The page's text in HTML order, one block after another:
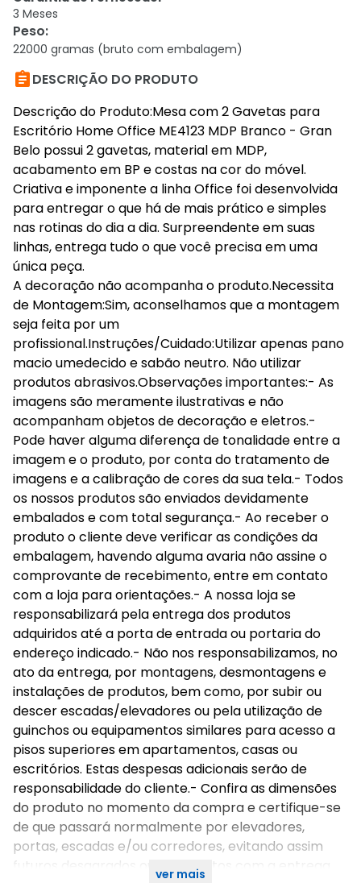
3 Meses
Peso:
22000 gramas (bruto com embalagem)
DESCRIÇÃO DO PRODUTO
Descrição do Produto:Mesa com 2 Gavetas para
Escritório Home Office ME4123 MDP Branco - Gran
Belo possui 2 gavetas, material em MDP,
acabamento em BP e costas na cor do móvel.
Criativa e imponente a linha Office foi desenvolvida
para entregar o que há de mais prático e simples
nas rotinas do dia a dia. Surpreendente em suas
linhas, entrega tudo o que você precisa em uma
única peça.
A decoração não acompanha o produto.Necessita
de Montagem:Sim, aconselhamos que a montagem
seja feita por um
profissional.Instruções/Cuidado:Utilizar apenas pano
macio umedecido e sabão neutro. Não utilizar
produtos abrasivos.Observações importantes:- As
imagens são meramente ilustrativas e não
acompanham objetos de decoração e eletros.-
Pode haver alguma diferença de tonalidade entre a
imagem e o produto, por conta do tratamento de
imagens e a calibração de cores da sua tela.- Todos
os nossos produtos são enviados devidamente
embalados e com total segurança.- Ao receber o
produto o cliente deve verificar as condições da
embalagem, havendo alguma avaria não assine o
comprovante de recebimento, entre em contato
com a loja para orientações.- A nossa loja se
responsabilizará pela entrega dos produtos
adquiridos até a porta de entrada ou portaria do
endereço indicado.- Não nos responsabilizamos, no
ato da entrega, por montagens, desmontagens e
instalações de produtos, bem como, por subir ou
descer escadas/elevadores ou pela utilização de
guinchos ou equipamentos similares para acesso a
pisos superiores em apartamentos, casas ou
escritórios. Estas despesas adicionais serão de
responsabilidade do cliente.- Confira as dimensões
do produto no momento da compra e certifique-se
de que passará normalmente por elevadores,
portas, escadas e/ou corredores, evitando assim
futuros desagrados ou imprevistos com a entrega
ver mais